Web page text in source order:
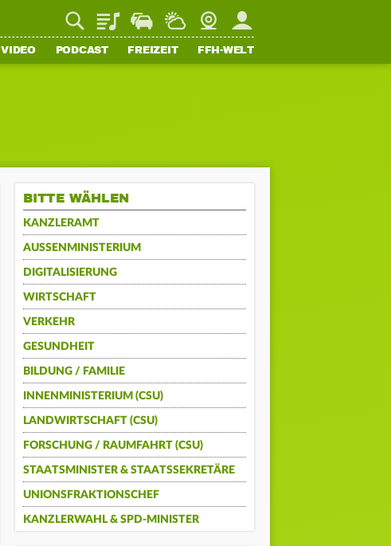
PlaylistStaupilotWetterWebcamMein FFH
VIDEO PODCAST FREIZEIT FFH-WELT
BITTE WÄHLEN
KANZLERAMT
AUSSENMINISTERIUM
DIGITALISIERUNG
WIRTSCHAFT
VERKEHR
GESUNDHEIT
BILDUNG / FAMILIE
INNENMINISTERIUM (CSU)
LANDWIRTSCHAFT (CSU)
FORSCHUNG / RAUMFAHRT (CSU)
STAATSMINISTER & STAATSSEKRETÄRE
UNIONSFRAKTIONSCHEF
KANZLERWAHL & SPD-MINISTER